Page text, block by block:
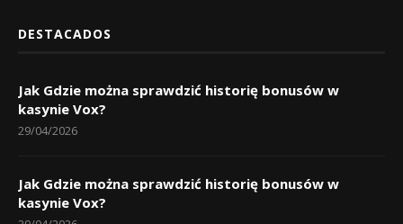
DESTACADOS
Jak Gdzie można sprawdzić historię bonusów w
kasynie Vox?
29/04/2026
Jak Gdzie można sprawdzić historię bonusów w
kasynie Vox?